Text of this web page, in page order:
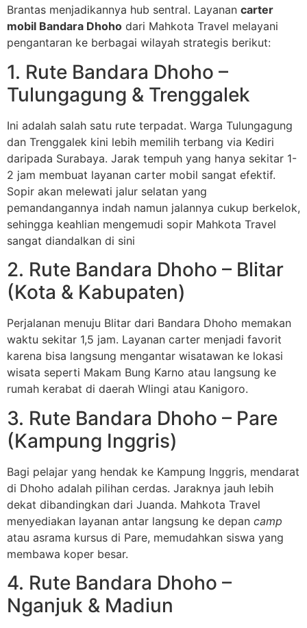
Brantas menjadikannya hub sentral. Layanan carter
mobil Bandara Dhoho dari Mahkota Travel melayani
pengantaran ke berbagai wilayah strategis berikut:
1. Rute Bandara Dhoho –
Tulungagung & Trenggalek
Ini adalah salah satu rute terpadat. Warga Tulungagung
dan Trenggalek kini lebih memilih terbang via Kediri
daripada Surabaya. Jarak tempuh yang hanya sekitar 1-
2 jam membuat layanan carter mobil sangat efektif.
Sopir akan melewati jalur selatan yang
pemandangannya indah namun jalannya cukup berkelok,
sehingga keahlian mengemudi sopir Mahkota Travel
sangat diandalkan di sini
2. Rute Bandara Dhoho – Blitar
(Kota & Kabupaten)
Perjalanan menuju Blitar dari Bandara Dhoho memakan
waktu sekitar 1,5 jam. Layanan carter menjadi favorit
karena bisa langsung mengantar wisatawan ke lokasi
wisata seperti Makam Bung Karno atau langsung ke
rumah kerabat di daerah Wlingi atau Kanigoro.
3. Rute Bandara Dhoho – Pare
(Kampung Inggris)
Bagi pelajar yang hendak ke Kampung Inggris, mendarat
di Dhoho adalah pilihan cerdas. Jaraknya jauh lebih
dekat dibandingkan dari Juanda. Mahkota Travel
menyediakan layanan antar langsung ke depan camp
atau asrama kursus di Pare, memudahkan siswa yang
membawa koper besar.
4. Rute Bandara Dhoho –
Nganjuk & Madiun